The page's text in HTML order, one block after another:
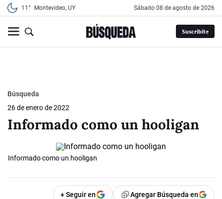
11° Montevideo, UY sábado 08 de agosto de 2026
Suscribite
Búsqueda
26 de enero de 2022
Informado como un hooligan
Informado como un hooligan
+ Seguir en Agregar Búsqueda en